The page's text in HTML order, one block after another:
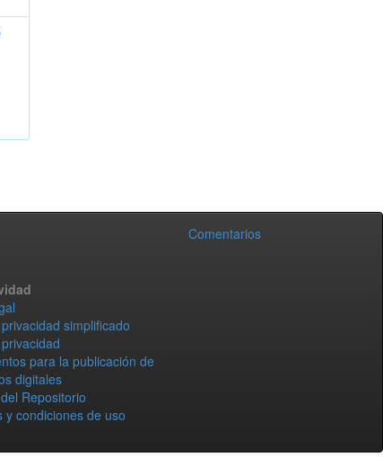
Comentarios
simplificado
para la publicación de
digitales
Repositorio
y condiciones de uso